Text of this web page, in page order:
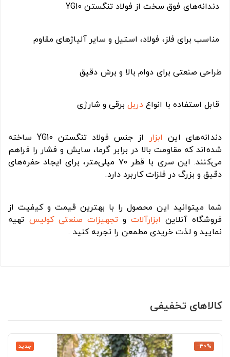
دندانه‌های فوق سخت از فولاد تنگستن YG10
مناسب برای فلز، فولاد، استیل و سایر آلیاژهای مقاوم
طراحی صنعتی برای دوام بالا و برش دقیق
قابل استفاده با انواعدریلبرقی و شارژی
دندانه‌های این ابزار
از جنس فولاد تنگستن YG10 ساخته
شده‌اند که مقاومت بالا در برابر گرما، سایش و فشار را فراهم
می‌کنند. این سری با قطر ۷۰ میلی‌متر، برای ایجاد حفره‌های
دقیق و بزرگ در فلزات کاربرد دارد.
شما میتوانید این محصول را با بهترین قیمت و کیفیت از
فروشگاه آنلاین ابزارآلاتو تجهیزات صنعتی کولیس تهیه
نمایید و لذت خریدی مطمعن را تجربه کنید .
کالاهای تخفیفی
جدید ‎−40%